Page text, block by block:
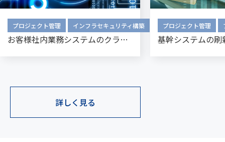
プロジェクト管理 インフラセキュリティ構築
お客様社内業務システムのクラウド移行案件
プロジェクト管理
基幹システムの
詳しく見る